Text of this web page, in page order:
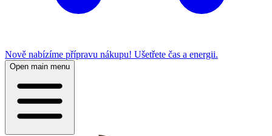
Nově nabízíme přípravu nákupu! Ušetřete čas a energii.
Open main menu